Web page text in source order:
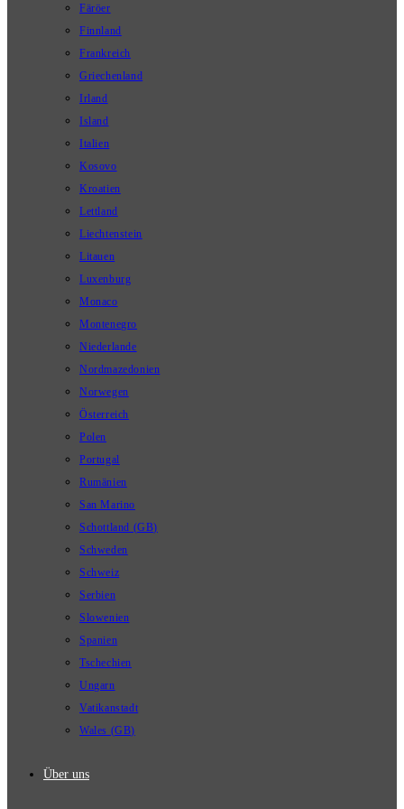
Färöer
Finnland
Frankreich
Griechenland
Irland
Island
Italien
Kosovo
Kroatien
Lettland
Liechtenstein
Litauen
Luxenburg
Monaco
Montenegro
Niederlande
Nordmazedonien
Norwegen
Österreich
Polen
Portugal
Rumänien
San Marino
Schottland (GB)
Schweden
Schweiz
Serbien
Slowenien
Spanien
Tschechien
Ungarn
Vatikanstadt
Wales (GB)
Über uns